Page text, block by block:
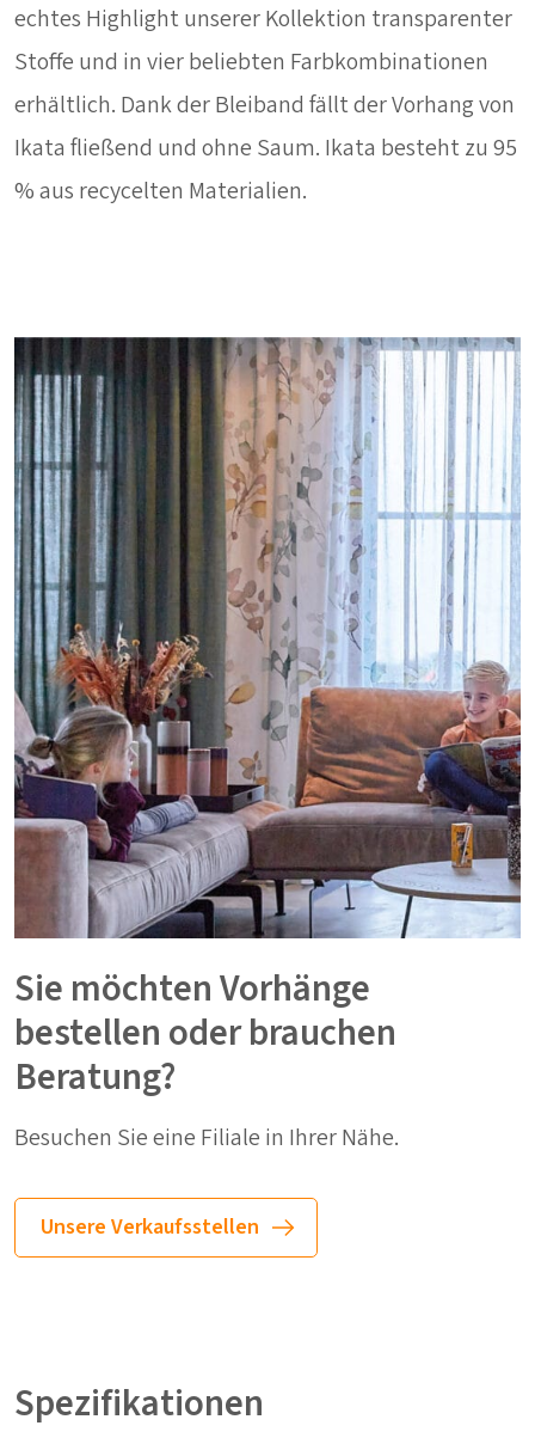
echtes Highlight unserer Kollektion transparenter
Stoffe und in vier beliebten Farbkombinationen
erhältlich. Dank der Bleiband fällt der Vorhang von
Ikata fließend und ohne Saum. Ikata besteht zu 95
% aus recycelten Materialien.
Sie möchten Vorhänge
bestellen oder brauchen
Beratung?
Besuchen Sie eine Filiale in Ihrer Nähe.
Unsere Verkaufsstellen
Spezifikationen